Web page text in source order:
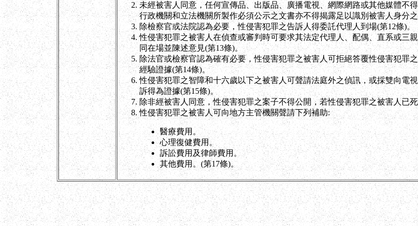
未經被害人同意，任何宣傳品、出版品、廣播電視、網際網路或其他媒體不
行政機關和立法機關所製作必須公示之文書亦不得揭露足以識別被害人身分
除檢察官或法院認為必要，性侵害犯罪之告訴人得委託代理人到場(第12條)。
性侵害犯罪之被害人在偵查或審判時可要求其法定代理人、配偶、直系或三
同在場並陳述意見(第13條)。
除法官或檢察官認為確有必要，性侵害犯罪之被害人可拒絕答覆性侵害犯罪
經驗證據(第14條)。
性侵害犯罪之智障和十六歲以下之被害人可聲請法庭外之偵訊，或採雙向電
訴得為證據(第15條)。
除非經被害人同意，性侵害犯罪之案子不得公開，若性侵害犯罪之被害人已
性侵害犯罪之被害人可向地方主管機關聲請下列補助:
醫療費用。
心理復健費用。
訴訟費用及律師費用。
其他費用。(第17條)。